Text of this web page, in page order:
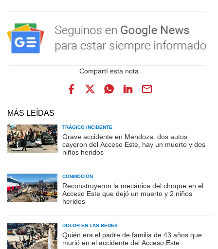
MÁS LEÍDAS
TRÁGICO INCIDENTE
Grave accidente en Mendoza: dos autos
cayeron del Acceso Este, hay un muerto y dos
niños heridos
CONMOCIÓN
Reconstruyeron la mecánica del choque en el
Acceso Este que dejó un muerto y 2 niños
heridos
DOLOR EN LAS REDES
Quién era el padre de familia de 43 años que
murió en el accidente del Acceso Este